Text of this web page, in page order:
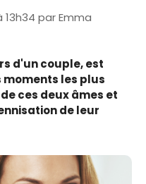
13h34 parEmma
d'un couple, est
les plus
ces deux âmes et
de leur